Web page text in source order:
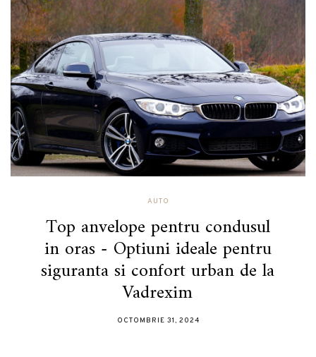
AUTO
Top anvelope pentru condusul
in oras - Optiuni ideale pentru
siguranta si confort urban de la
Vadrexim
OCTOMBRIE 31, 2024